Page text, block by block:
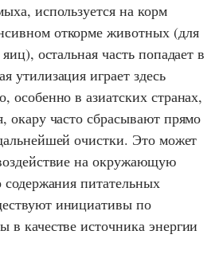
используется на корм
откорме животных (для
остальная часть попадает в
утилизация играет здесь
особенно в азиатских странах,
окару часто сбрасывают прямо
очистки. Это может
на окружающую
содержания питательных
инициативы по
в качестве источника энергии